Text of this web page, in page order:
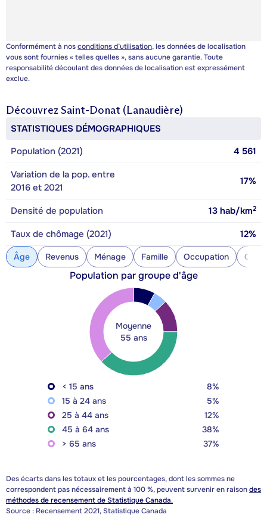
Conformément à nosconditions d’utilisation, les données de localisation
vous sont fournies « telles quelles », sans aucune garantie. Toute
responsabilité découlant des données de localisation est expressément
exclue.
Découvrez Saint-Donat (Lanaudière)
STATISTIQUES DÉMOGRAPHIQUES
Population (2021)
4 561
Variation de la pop. entre
2016 et 2021
17%
Densité de population 13 hab/km2
Taux de chômage (2021) 12%
Âge Revenus Ménage Famille Occupation
Population par groupe d'âge
Moyenne
55 ans
< 15 ans
8%
15 à 24 ans
5%
25 à 44 ans
12%
45 à 64 ans
38%
> 65 ans
37%
Des écarts dans les totaux et les pourcentages, dont les sommes ne
correspondent pas nécessairement à 100 %, peuvent survenir en raisondes
méthodes de recensement de Statistique Canada.
Source : Recensement 2021, Statistique Canada